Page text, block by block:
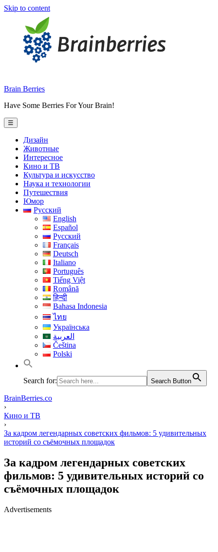
Skip to content
Brain Berries
Have Some Berries For Your Brain!
☰
Дизайн
Животные
Интересное
Кино и ТВ
Культура и искусство
Наука и технологии
Путешествия
Юмор
Русский
English
Español
Русский
Français
Deutsch
Italiano
Português
Tiếng Việt
Română
हिन्दी
Bahasa Indonesia
ไทย
Українська
العربية
Čeština
Polski
Search for: Search Button
BrainBerries.co
›
Кино и ТВ
›
За кадром легендарных советских фильмов: 5 удивительных
историй со съёмочных площадок
За кадром легендарных советских
фильмов: 5 удивительных историй со
съёмочных площадок
Advertisements